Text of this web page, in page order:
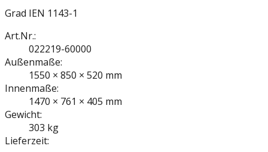
Grad IEN 1143-1
Art.Nr.:
022219-60000
Außenmaße:
1550 × 850 × 520 mm
Innenmaße:
1470 × 761 × 405 mm
Gewicht:
303 kg
Lieferzeit: